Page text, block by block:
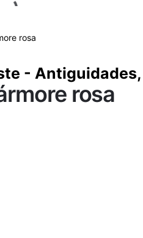
rosa
rosa